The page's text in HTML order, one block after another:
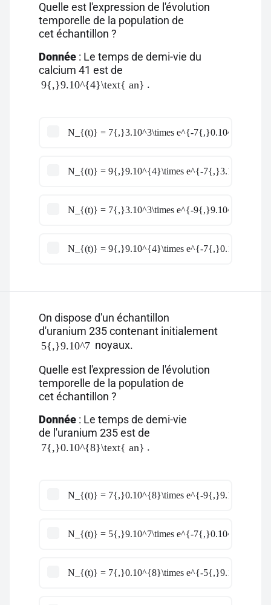
Quelle est l'expression de l'évolution
temporelle de la population de
cet échantillon ?
Donnée : Le temps de demi-vie du
calcium 41 est de
9{,}9.10^{4}\text{ an} .
N_{(t)} = 7{,}3.10^3\times e^{-7{,}0.10^{-
N_{(t)} = 9{,}9.10^{4}\times e^{-
N_{(t)} = 7{,}3.10^3\times e^{-
N_{(t)} = 9{,}9.10^{4}\times e^{-7{,}0.10^{-
On dispose d'un échantillon
d'uranium 235 contenant initialement
5{,}9.10^7 noyaux.
Quelle est l'expression de l'évolution
temporelle de la population de
cet échantillon ?
Donnée : Le temps de demi-vie
de l'uranium 235 est de
7{,}0.10^{8}\text{ an} .
N_{(t)} = 7{,}0.10^{8}\times e^{-9{,}9.10^{-
N_{(t)} = 5{,}9.10^7\times e^{-
N_{(t)} = 7{,}0.10^{8}\times e^{-